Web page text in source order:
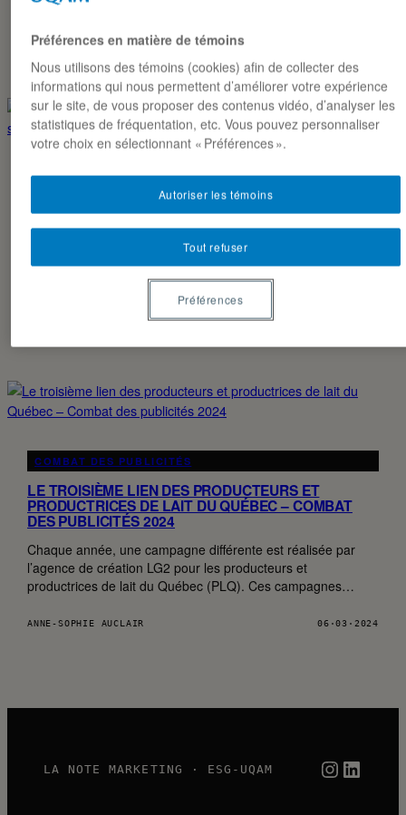
EXPERTISES ÉTUDIANTES
COMMUNICATION DE CRISE: LE GUIDE ULTIME
POUR GÉRER LES SCANDALES SUR LE WEB ET
PROTÉGER L’IMAGE DE SON ENTREPRISE
Avec l’immédiateté des réseaux sociaux et la facilité avec
laquelle les informations se propagent, chaque entreprise,
grande ou petite, doit être prête à gérer…
COMBAT DES PUBLICITÉS
LE TROISIÈME LIEN DES PRODUCTEURS ET
PRODUCTRICES DE LAIT DU QUÉBEC – COMBAT
DES PUBLICITÉS 2024
Chaque année, une campagne différente est réalisée par
l’agence de création LG2 pour les producteurs et
productrices de lait du Québec (PLQ). Ces campagnes…
ANNE-SOPHIE AUCLAIR 06·03·2024
LA NOTE MARKETING · ESG-UQAM
Préférences en matière de témoins
Nous utilisons des témoins (cookies) afin de collecter des
informations qui nous permettent d’améliorer votre expérience
sur le site, de vous proposer des contenus vidéo, d’analyser les
statistiques de fréquentation, etc. Vous pouvez personnaliser
votre choix en sélectionnant « Préférences ».
Tout refuser
Autoriser les témoins
Préférences